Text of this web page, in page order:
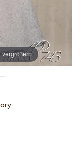
vergrößern